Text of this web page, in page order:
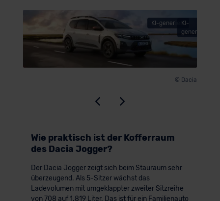
KI-generiert
© Dacia
KI-
generiert
Wie praktisch ist der Kofferraum
des Dacia Jogger?
Der Dacia Jogger zeigt sich beim Stauraum sehr
überzeugend. Als 5-Sitzer wächst das
Ladevolumen mit umgeklappter zweiter Sitzreihe
von 708 auf 1.819 Liter. Das ist für ein Familienauto